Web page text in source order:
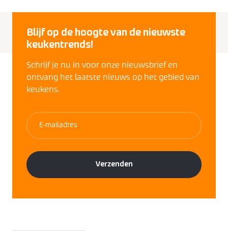
Blijf op de hoogte van de nieuwste
keukentrends!
Schrijf je nu in voor onze nieuwsbrief en
ontvang het laatste nieuws op het gebied van
keukens.